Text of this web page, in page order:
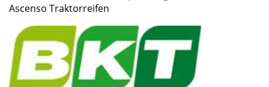
Ascenso Traktorreifen